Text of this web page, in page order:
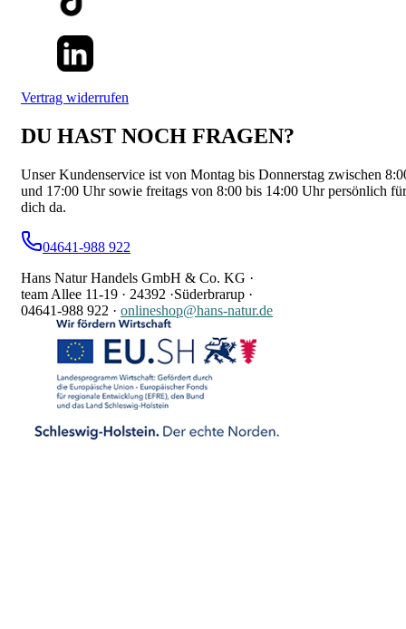
Vertrag widerrufen
DU HAST NOCH FRAGEN?
Unser Kundenservice ist von Montag bis Donnerstag zwischen
und 17:00 Uhr sowie freitags von 8:00 bis 14:00 Uhr persönlich für
dich da.
04641-988 922
Hans Natur Handels GmbH & Co. KG ·
team Allee 11-19 · 24392 ·Süderbrarup ·
04641-988 922 · onlineshop@hans-natur.de